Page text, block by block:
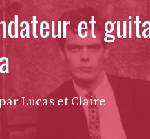
et
Lucas et Claire